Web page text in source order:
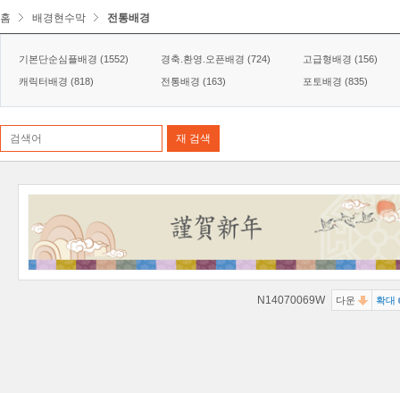
홈 배경현수막 전통배경
기본단순심플배경 (1552) 경축.환영.오픈배경 (724) 고급형배경 (156)
캐릭터배경 (818) 전통배경 (163) 포토배경 (835)
N14070069W 다운 확대